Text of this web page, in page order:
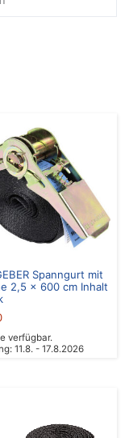
Spanngurt mit
2,5 x 600 cm Inhalt
verfügbar.
11.8. - 17.8.2026